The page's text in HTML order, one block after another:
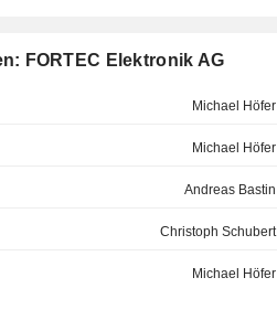
FORTEC Elektronik AG
Michael Höfer
Michael Höfer
Andreas Bastin
Christoph Schubert
Michael Höfer